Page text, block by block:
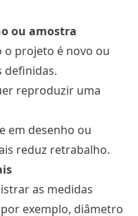
ou amostra
o projeto é novo ou
definidas.
reproduzir uma
em desenho ou
reduz retrabalho.
as medidas
exemplo, diâmetro